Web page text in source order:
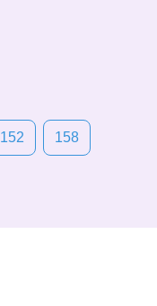
152 158